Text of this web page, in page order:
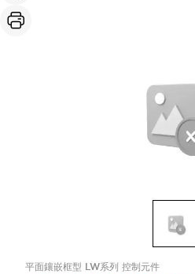
平面鑲嵌框型 LW系列 控制元件